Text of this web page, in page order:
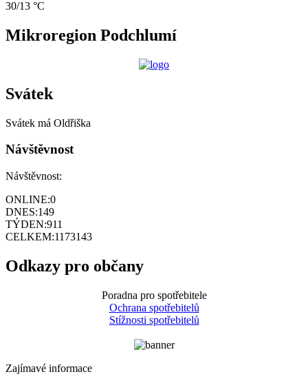
30/13 °C
Mikroregion Podchlumí
Svátek
Svátek má Oldřiška
Návštěvnost
Návštěvnost:
ONLINE:0
DNES:149
TÝDEN:911
CELKEM:1173143
Odkazy pro občany
Poradna pro spotřebitele
Ochrana spotřebitelů
Stížnosti spotřebitelů
Zajímavé informace